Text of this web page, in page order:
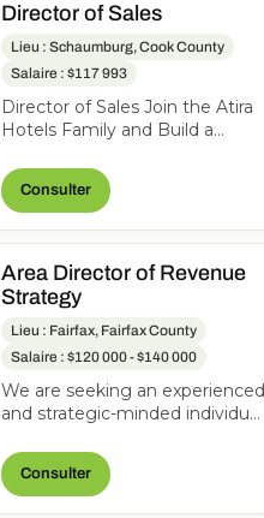
Director of Sales
Lieu : Schaumburg, Cook County
Salaire : $117 993
Director of Sales Join the Atira
Hotels Family and Build a
Location: Hyatt Place
Schaumbu...
Consulter
Area Director of Revenue
Strategy
Lieu : Fairfax, Fairfax County
Salaire : $120 000 - $140 000
We are seeking an experienced
and strategic-minded individual
Director of Revenue Strateg...
Consulter